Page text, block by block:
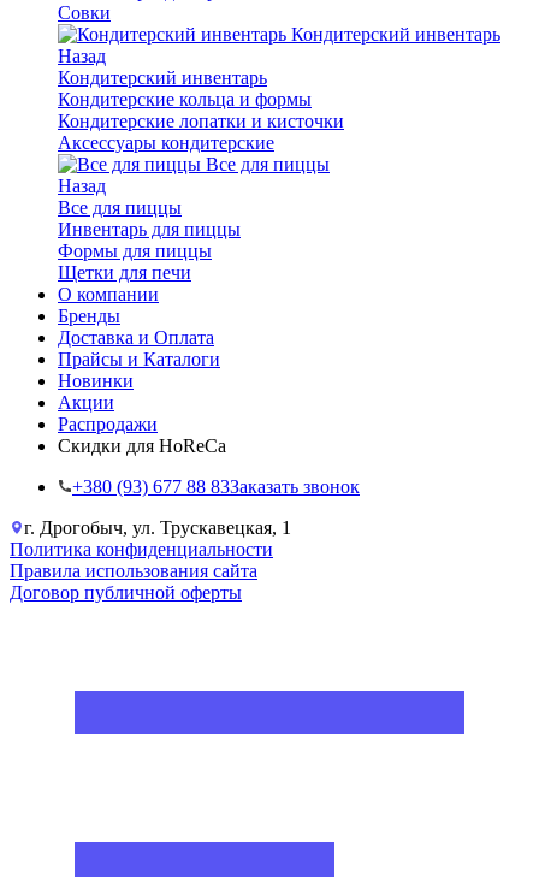
Совки
Кондитерский инвентарь
Назад
Кондитерский инвентарь
Кондитерские кольца и формы
Кондитерские лопатки и кисточки
Аксессуары кондитерские
Все для пиццы
Назад
Все для пиццы
Инвентарь для пиццы
Формы для пиццы
Щетки для печи
О компании
Бренды
Доставка и Оплата
Прайсы и Каталоги
Новинки
Акции
Распродажи
Скидки для HoReCa
+38‎0 (93) 677 88 83Заказать звонок
г. Дрогобыч, ул. Трускавецкая, 1
Политика конфиденциальности
Правила использования сайта
Договор публичной оферты